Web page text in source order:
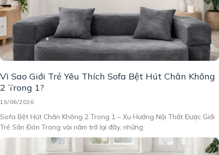
Vì Sao Giới Trẻ Yêu Thích Sofa Bệt Hút Chân Không
2 Trong 1?
15/06/2026
Sofa Bệt Hút Chân Không 2 Trong 1 – Xu Hướng Nội Thất Được Giới
Trẻ Săn Đón Trong vài năm trở lại đây, những